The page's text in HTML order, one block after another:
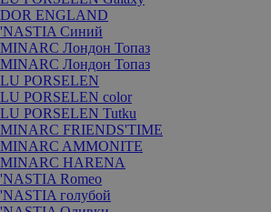
ENGLAND
Синий
Лондон Топаз
Лондон Топаз
PORSELEN
PORSELEN color
PORSELEN Tutku
FRIENDS'TIME
AMMONITE
HARENA
Romeo
голубой